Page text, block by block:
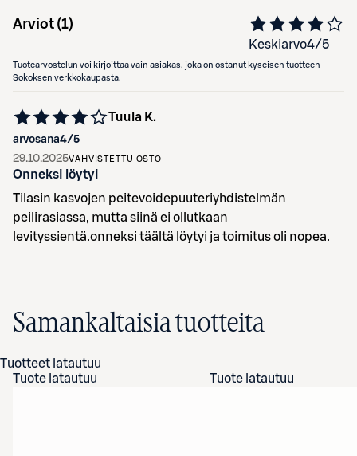
Arviot (1)
Keskiarvo4/5
Tuotearvostelun voi kirjoittaa vain asiakas, joka on ostanut kyseisen tuotteen
Sokoksen verkkokaupasta.
arvosana4/5
Tuula K.
29.10.2025VAHVISTETTU OSTO
Onneksi löytyi
Tilasin kasvojen peitevoidepuuteriyhdistelmän
peilirasiassa, mutta siinä ei ollutkaan
levityssientä.onneksi täältä löytyi ja toimitus oli nopea.
Samankaltaisia tuotteita
Tuotteet latautuu
Tuote latautuu
Tuote latautuu